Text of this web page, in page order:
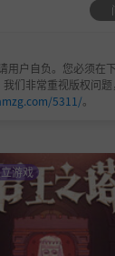
来击败泰坦。
用户自负。您必须在
们非常重视版权问
5311/。
游戏